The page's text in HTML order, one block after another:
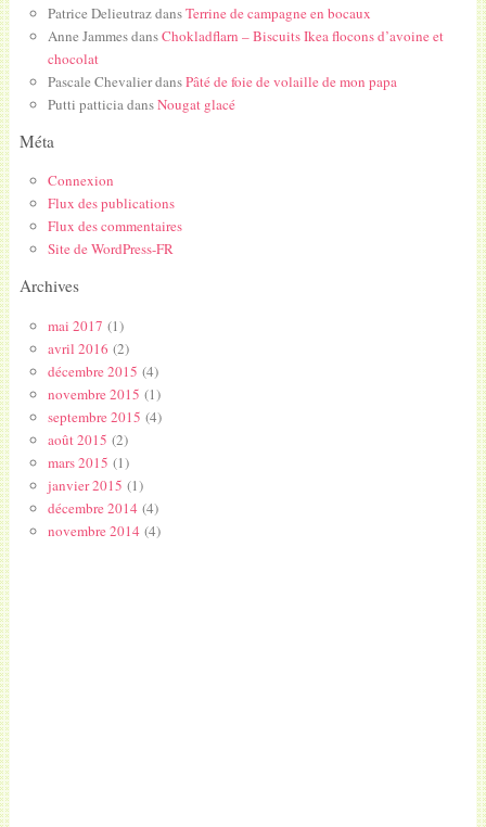
Patrice DelieutrazdansTerrine de campagne en bocaux
Anne JammesdansChokladflarn – Biscuits Ikea flocons d’avoine et
chocolat
Pascale ChevalierdansPâté de foie de volaille de mon papa
Putti patticiadansNougat glacé
Méta
Connexion
Flux des publications
Flux des commentaires
Site de WordPress-FR
Archives
mai 2017 (1)
avril 2016 (2)
décembre 2015 (4)
novembre 2015 (1)
septembre 2015 (4)
août 2015 (2)
mars 2015 (1)
janvier 2015 (1)
décembre 2014(4)
novembre 2014(4)